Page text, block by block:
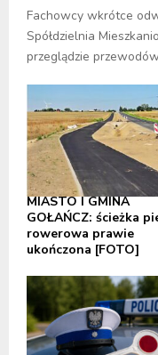
Fachowcy wkrótce
Spółdzielnia
przeglądzie
MIASTO I GMINA
GOŁAŃCZ: ścieżka
rowerowa prawie
ukończona [FOTO]